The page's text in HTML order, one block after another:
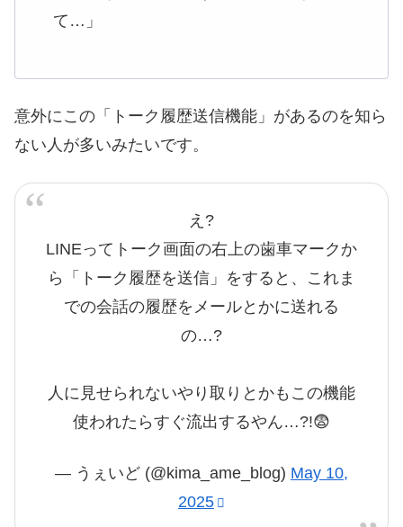
て…」
意外にこの「トーク履歴送信機能」があるのを知ら
ない人が多いみたいです。
え?
LINEってトーク画面の右上の歯車マークか
ら「トーク履歴を送信」をすると、これま
での会話の履歴をメールとかに送れる
の…?
人に見せられないやり取りとかもこの機能
使われたらすぐ流出するやん…?!😨
— うぇいど (@kima_ame_blog) May 10,
2025